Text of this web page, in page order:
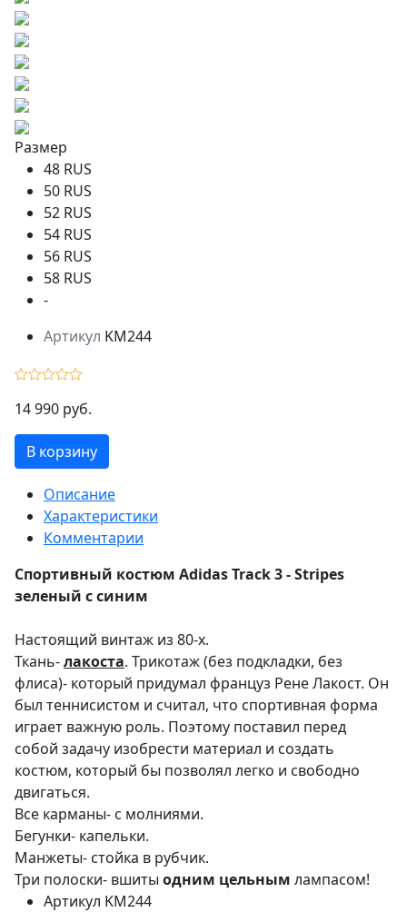
Размер
48 RUS
50 RUS
52 RUS
54 RUS
56 RUS
58 RUS
-
Артикул KM244
14 990 руб.
В корзину
Описание
Характеристики
Комментарии
Спортивный костюм Adidas Track 3 - Stripes
зеленый с синим
Настоящий винтаж из 80-х.
Ткань-лакоста. Трикотаж (без подкладки, без
флиса)- который придумал француз Рене Лакост. Он
был теннисистом и считал, что спортивная форма
играет важную роль. Поэтому поставил перед
собой задачу изобрести материал и создать
костюм, который бы позволял легко и свободно
двигаться.
Все карманы- с молниями.
Бегунки- капельки.
Манжеты- стойка в рубчик.
Три полоски- вшиты одним цельным лампасом!
Артикул KM244